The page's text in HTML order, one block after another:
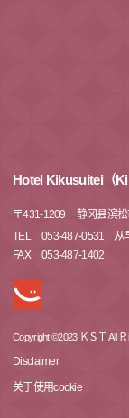
Hotel Kikusuitei（
〒431-1209
静冈县滨
TEL
053-487-0531 从
FAX
053-487-1402
Copyright ©2023 ＫＳＴ All Ｒ
Disclaimer
关于使用cookie